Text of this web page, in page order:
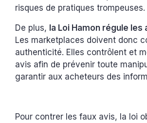
risques de pratiques trompeuses.
De plus, la Loi Hamon régule les
Les marketplaces doivent donc
authenticité. Elles contrôlent et
avis afin de prévenir toute
garantir aux acheteurs des
Pour contrer les faux avis, la loi